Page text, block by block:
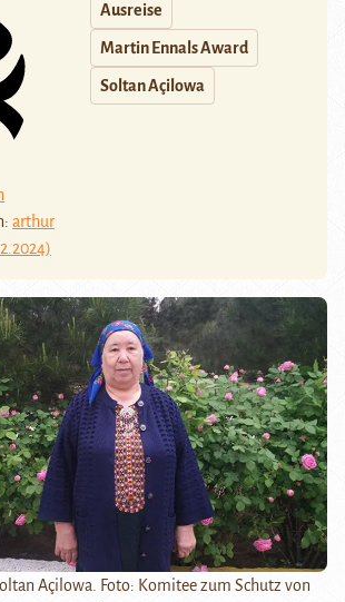
arthur
Ausreise
Martin Ennals Award
Soltan Açilowa
Açilowa. Foto: Komitee zum Schutz von